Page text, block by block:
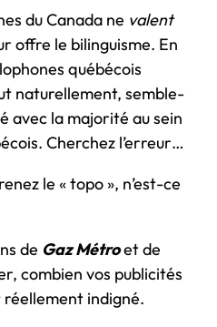
du Canada ne valent
offre le bilinguisme. En
québécois
naturellement, semble-
avec la majorité au sein
Cherchez l’erreur…
le « topo », n’est-ce
de Gaz Métroet de
combien vos publicités
réellement indigné.